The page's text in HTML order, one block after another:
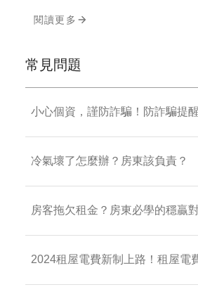
閱讀更多
常見問題
小心個資，謹防詐騙！防詐騙提
冷氣壞了怎麼辦？房東該負責？
房客拖欠租金？房東必學的穩贏
2024租屋電費新制上路！租屋電